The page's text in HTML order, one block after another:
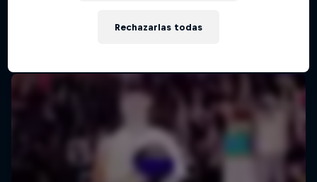
Rechazarlas todas